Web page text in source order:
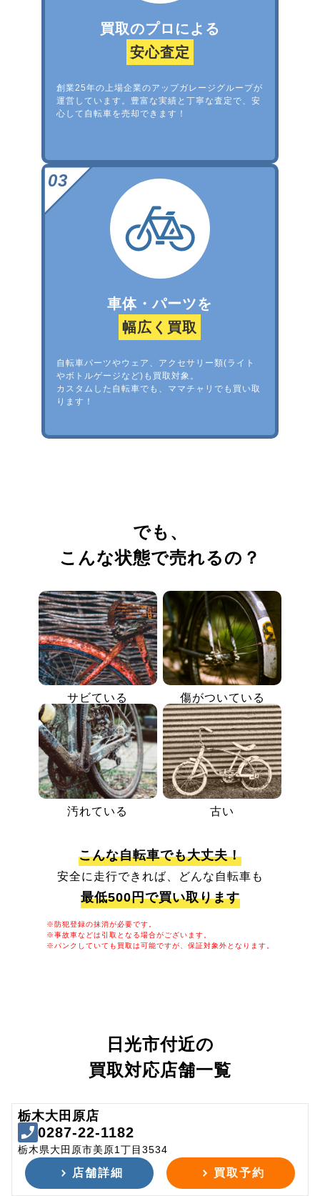
買取のプロによる
安心査定
創業25年の上場企業のアップガレージグループが
運営しています。豊富な実績と丁寧な査定で、安
心して自転車を売却できます！
車体・パーツを
幅広く買取
自転車パーツやウェア、アクセサリー類(ライト
やボトルゲージなど)も買取対象。
カスタムした自転車でも、ママチャリでも買い取
ります！
でも、
こんな状態で売れるの？
サビている 傷がついている
汚れている 古い
こんな自転車でも大丈夫！
安全に走行できれば、どんな自転車も
最低500円で買い取ります
※防犯登録の抹消が必要です。
※事故車などは引取となる場合がございます。
※パンクしていても買取は可能ですが、保証対象外となります。
日光市付近の
買取対応店舗一覧
栃木大田原店
0287-22-1182
栃木県大田原市美原1丁目3534
店舗詳細 買取予約